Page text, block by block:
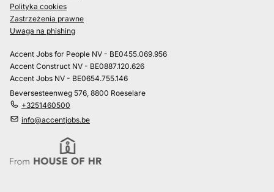
Polityka cookies
Zastrzeżenia prawne
Uwaga na phishing
Accent Jobs for People NV - BE0455.069.956
Accent Construct NV - BE0887.120.626
Accent Jobs NV - BE0654.755.146
Beversesteenweg 576, 8800 Roeselare
+3251460500
info@accentjobs.be